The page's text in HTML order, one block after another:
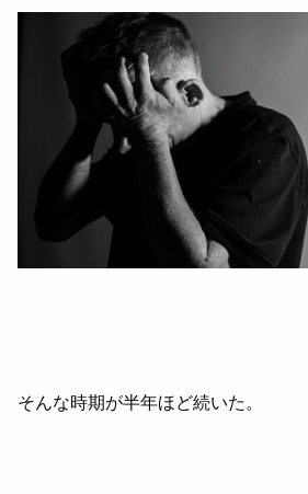
そんな時期が半年ほど続いた。